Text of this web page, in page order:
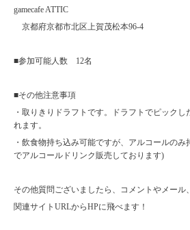
gamecafe ATTIC
京都府京都市北区上賀茂松本96-4
■参加可能人数 12名
■その他注意事項
・取りきりドラフトです。ドラフトでピック
れます。
・飲食物持ち込み可能ですが、アルコールの
でアルコールドリンク販売しております)
その他質問ございましたら、コメントやメール
関連サイトURLからHPに飛べます！